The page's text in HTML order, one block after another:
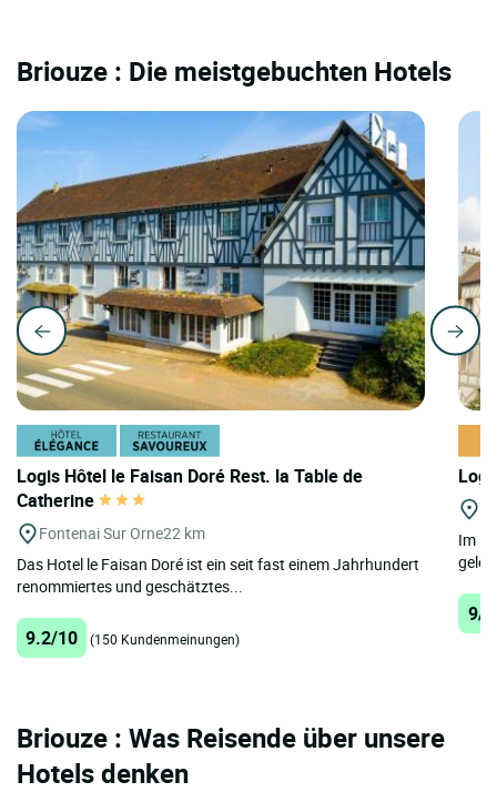
Briouze : Die meistgebuchten Hotels
Logis Hôtel le Faisan Doré Rest. la Table de
Catherine
Fontenai Sur Orne22 km
Das Hotel le Faisan Doré ist ein seit fast einem Jahrhundert
renommiertes und geschätztes...
9.2/10 (150 Kundenmeinungen)
Im
9/
Briouze : Was Reisende über unsere
Hotels denken